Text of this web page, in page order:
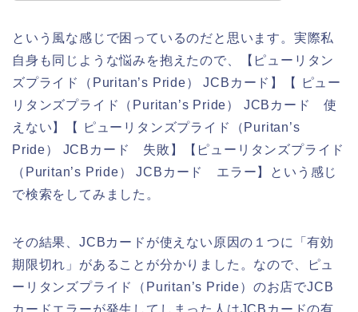
という風な感じで困っているのだと思います。実際私
自身も同じような悩みを抱えたので、【ピューリタン
ズプライド（Puritan’s Pride） JCBカード】【 ピュー
リタンズプライド（Puritan’s Pride） JCBカード 使
えない】【 ピューリタンズプライド（Puritan’s
Pride） JCBカード 失敗】【ピューリタンズプライド
（Puritan’s Pride） JCBカード エラー】という感じ
で検索をしてみました。
その結果、JCBカードが使えない原因の１つに「有効
期限切れ」があることが分かりました。なので、ピュ
ーリタンズプライド（Puritan’s Pride）のお店でJCB